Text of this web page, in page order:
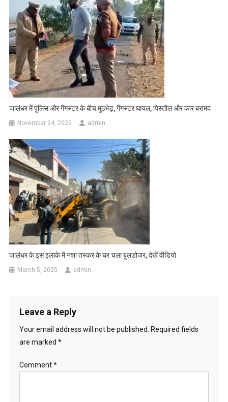
जालंधर में पुलिस और गैंगस्टर के बीच मुठभेड़, गैंगस्टर घायल, पिस्तौल और कार बरामद
November 24, 2025 admin
जालंधर के इस इलाके में नशा तस्कर के घर चला बुलडोजर, देखें वीडियो
March 5, 2025 admin
Leave a Reply
Your email address will not be published.
Required fields
are marked *
Comment*